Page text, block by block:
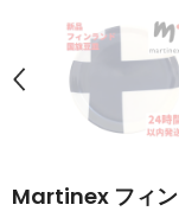
Martinex フィ